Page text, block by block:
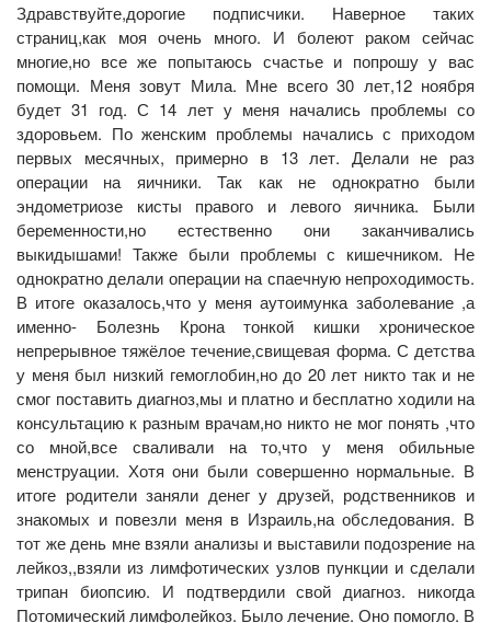
Здравствуйте,дорогие подписчики. Наверное таких
страниц,как моя очень много. И болеют раком сейчас
многие,но все же попытаюсь счастье и попрошу у вас
помощи. Меня зовут Мила. Мне всего 30 лет,12 ноября
будет 31 год. С 14 лет у меня начались проблемы со
здоровьем. По женским проблемы начались с приходом
первых месячных, примерно в 13 лет. Делали не раз
операции на яичники. Так как не однократно были
эндометриозе кисты правого и левого яичника. Были
беременности,но естественно они заканчивались
выкидышами! Также были проблемы с кишечником. Не
однократно делали операции на спаечную непроходимость.
В итоге оказалось,что у меня аутоимунка заболевание ,а
именно- Болезнь Крона тонкой кишки хроническое
непрерывное тяжёлое течение,свищевая форма. С детства
у меня был низкий гемоглобин,но до 20 лет никто так и не
смог поставить диагноз,мы и платно и бесплатно ходили на
консультацию к разным врачам,но никто не мог понять ,что
со мной,все сваливали на то,что у меня обильные
менструации. Хотя они были совершенно нормальные. В
итоге родители заняли денег у друзей, родственников и
знакомых и повезли меня в Израиль,на обследования. В
тот же день мне взяли анализы и выставили подозрение на
лейкоз,,взяли из лимфотических узлов пункции и сделали
трипан биопсию. И подтвердили свой диагноз. никогда
Потомический лимфолейкоз. Было лечение. Оно помогло. В